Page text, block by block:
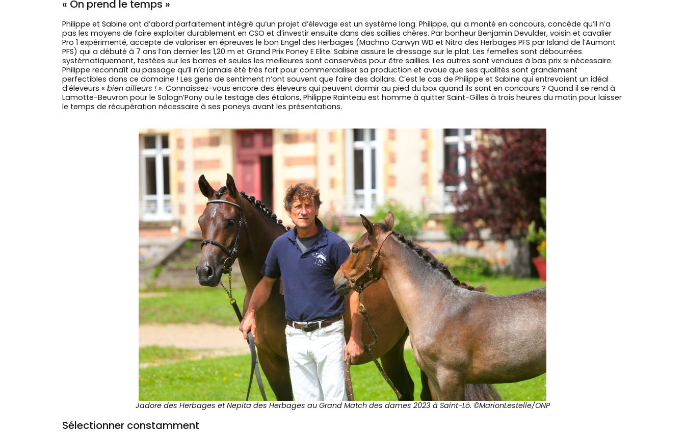
« On prend le temps »
Philippe et Sabine ont d’abord parfaitement intégré qu’un projet d’élevage est un système long. Philippe, qui a monté en concours, concède qu’il n’a
pas les moyens de faire exploiter durablement en CSO et d’investir ensuite dans des saillies chères. Par bonheur Benjamin Devulder, voisin et cavalier
Pro 1 expérimenté, accepte de valoriser en épreuves le bon Engel des Herbages (Machno Carwyn WD et Nitro des Herbages PFS par Island de l’Aumont
PFS) qui a débuté à 7 ans l’an dernier les 1,20 m et Grand Prix Poney E Elite. Sabine assure le dressage sur le plat. Les femelles sont débourrées
systématiquement, testées sur les barres et seules les meilleures sont conservées pour être saillies. Les autres sont vendues à bas prix si nécessaire.
Philippe reconnaît au passage qu’il n’a jamais été très fort pour commercialiser sa production et avoue que ses qualités sont grandement
perfectibles dans ce domaine ! Les gens de sentiment n’ont souvent que faire des dollars. C’est le cas de Philippe et Sabine qui entrevoient un idéal
d’éleveurs « bien ailleurs ! ». Connaissez-vous encore des éleveurs qui peuvent dormir au pied du box quand ils sont en concours ? Quand il se rend à
Lamotte-Beuvron pour le Sologn’Pony ou le testage des étalons, Philippe Rainteau est homme à quitter Saint-Gilles à trois heures du matin pour laisser
le temps de récupération nécessaire à ses poneys avant les présentations.
Jadore des Herbages et Nepita des Herbages au Grand Match des dames 2023 à Saint-Lô. ©MarionLestelle/ONP
Sélectionner constamment